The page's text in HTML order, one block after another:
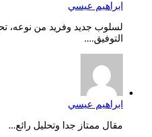
ابراهيم عيسي
لسلوب جديد وفريد من نوعه،
التوفيق....
ابراهيم عيسي
مقال ممتاز جدا وتحليل رائع...